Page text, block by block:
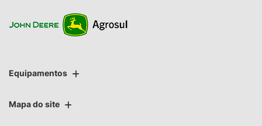
Equipamentos
Mapa do site